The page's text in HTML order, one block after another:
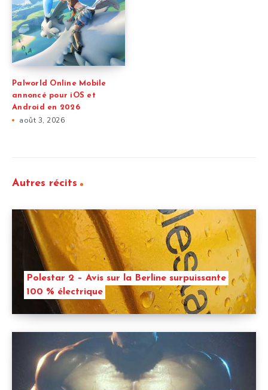
Palworld Online Mobile
annoncé pour iOS et
Android en 2026
août 3, 2026
Autres récits
Polestar 2 – Avis sur la Berline surpuissante
100 % électrique